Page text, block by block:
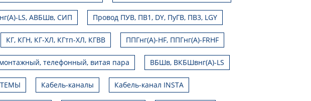
LS, АВБШв, СИП Провод ПУВ, ПВ1, DY, ПуГВ, ПВ3, LGY
КГ, КГН, КГ-ХЛ, КГтп-ХЛ, КГВВ ППГнг(А)-HF, ППГнг(А)-FRHF
телефонный, витая пара ВБШв, ВКБШвнг(А)-LS
Кабель-каналы Кабель-канал INSTA